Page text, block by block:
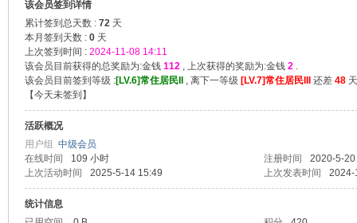
该会员签到详情
累计签到总天数 : 72 天
本月签到天数 : 0 天
上次签到时间 : 2024-11-08 14:11
该会员目前获得的总奖励为:金钱 112 , 上次获得的奖励为:金钱 2 .
该会员目前签到等级 :[LV.6]常住居民II , 离下一等级 [LV.7]常住居民III 还差 48
【今天未签到 】
活跃概况
用户组 中级会员
在线时间
109 小时 注册时间
2020-5-
上次活动时间
2025-5-14 15:49 上次发表时间 2024-
统计信息